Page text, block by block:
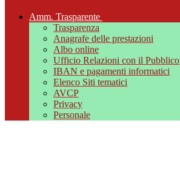
Amm. Trasparente
Trasparenza
Anagrafe delle prestazioni
Albo online
Ufficio Relazioni con il Pubblico
IBAN e pagamenti informatici
Elenco Siti tematici
AVCP
Privacy
Personale